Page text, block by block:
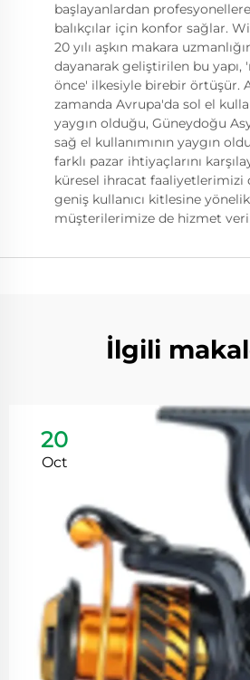
başlayanlardan
balıkçılar için konfor sağlar.
20 yılı aşkın makara
dayanarak geliştirilen bu yapı,
önce' ilkesiyle birebir örtüşür.
zamanda Avrupa'da sol el
yaygın olduğu, Güneydoğu
sağ el kullanımının yaygın
farklı pazar ihtiyaçlarını
küresel ihracat faaliyetlerimizi
geniş kullanıcı kitlesine
müşterilerimize de hizmet
İlgili
20
Oct